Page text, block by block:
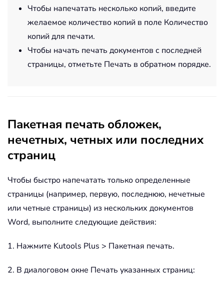
Чтобы напечатать несколько копий, введите
желаемое количество копий в поле Количество
копий для печати.
Чтобы начать печать документов с последней
страницы, отметьте Печать в обратном порядке.
Пакетная печать обложек,
нечетных, четных или последних
страниц
Чтобы быстро напечатать только определенные
страницы (например, первую, последнюю, нечетные
или четные страницы) из нескольких документов
Word, выполните следующие действия:
1. Нажмите Kutools Plus > Пакетная печать.
2. В диалоговом окне Печать указанных страниц: